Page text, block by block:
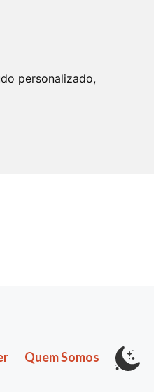
personalizado,
Quem Somos